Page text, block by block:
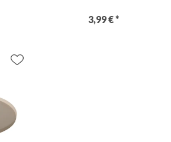
3,99 € *